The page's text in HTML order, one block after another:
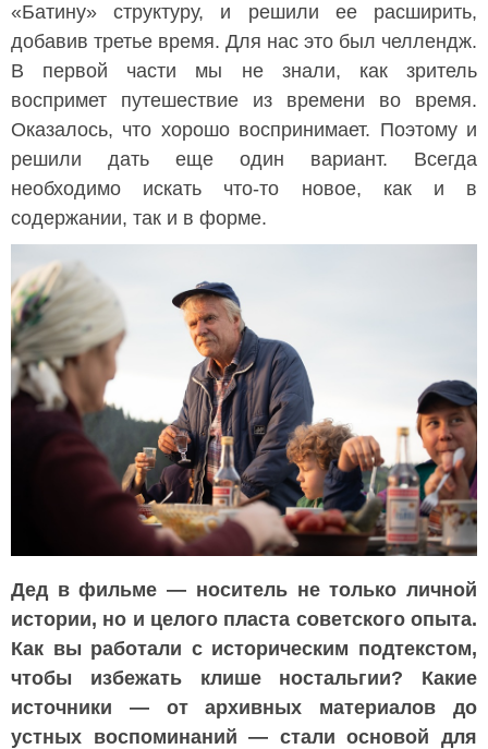
«Батину» структуру, и решили ее расширить,
добавив третье время. Для нас это был челлендж.
В первой части мы не знали, как зритель
воспримет путешествие из времени во время.
Оказалось, что хорошо воспринимает. Поэтому и
решили дать еще один вариант. Всегда
необходимо искать что-то новое, как и в
содержании, так и в форме.
Дед в фильме — носитель не только личной
истории, но и целого пласта советского опыта.
Как вы работали с историческим подтекстом,
чтобы избежать клише ностальгии? Какие
источники — от архивных материалов до
устных воспоминаний — стали основой для